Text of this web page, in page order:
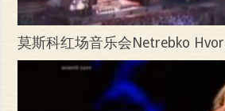
莫斯科红场音乐会Netrebko